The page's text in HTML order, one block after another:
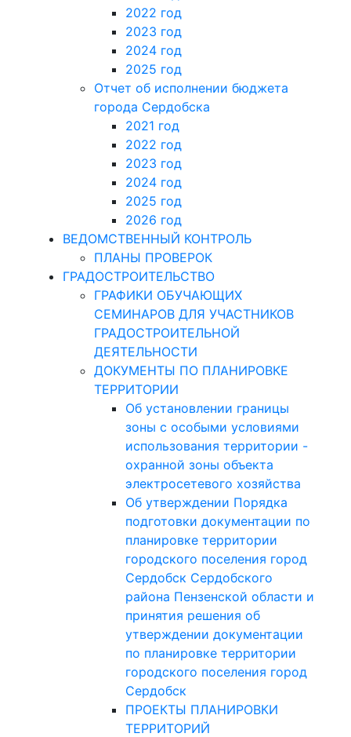
2022 год
2023 год
2024 год
2025 год
Отчет об исполнении бюджета
города Сердобска
2021 год
2022 год
2023 год
2024 год
2025 год
2026 год
ВЕДОМСТВЕННЫЙ КОНТРОЛЬ
ПЛАНЫ ПРОВЕРОК
ГРАДОСТРОИТЕЛЬСТВО
ГРАФИКИ ОБУЧАЮЩИХ
СЕМИНАРОВ ДЛЯ УЧАСТНИКОВ
ГРАДОСТРОИТЕЛЬНОЙ
ДЕЯТЕЛЬНОСТИ
ДОКУМЕНТЫ ПО ПЛАНИРОВКЕ
ТЕРРИТОРИИ
Об установлении границы
зоны с особыми условиями
использования территории -
охранной зоны объекта
электросетевого хозяйства
Об утверждении Порядка
подготовки документации по
планировке территории
городского поселения город
Сердобск Сердобского
района Пензенской области и
принятия решения об
утверждении документации
по планировке территории
городского поселения город
Сердобск
ПРОЕКТЫ ПЛАНИРОВКИ
ТЕРРИТОРИЙ